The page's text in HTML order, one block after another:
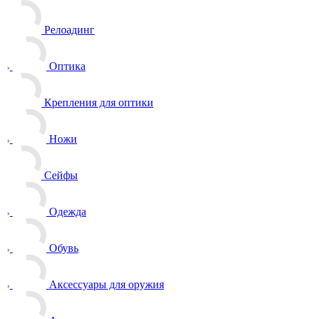
Релоадинг
Оптика
Крепления для оптики
Ножи
Сейфы
Одежда
Обувь
Аксессуары для оружия